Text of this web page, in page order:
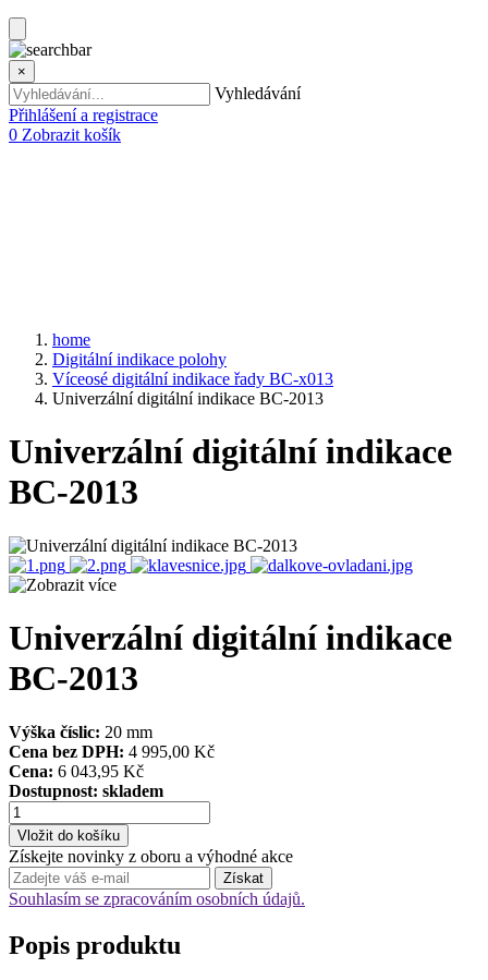
×
Vyhledávání
Přihlášení a registrace
0 Zobrazit košík
home
Digitální indikace polohy
Víceosé digitální indikace řady BC-x013
Univerzální digitální indikace BC-2013
Univerzální digitální indikace
BC-2013
Univerzální digitální indikace
BC-2013
Výška číslic: 20 mm
Cena bez DPH: 4 995,00 Kč
Cena: 6 043,95 Kč
Dostupnost: skladem
Získejte novinky z oboru a výhodné akce
Souhlasím se zpracováním osobních údajů.
Popis produktu